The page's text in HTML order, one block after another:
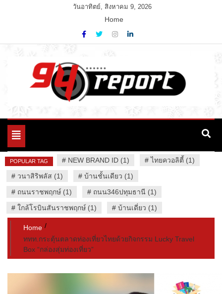
วันอาทิตย์, สิงหาคม 9, 2026
Home
94 Report.com
Variety News
Toggle
POPULAR TAG # NEW BRAND ID (1) #ไทยควอลิตี้ (1)
# วนาสิริพลัส (1) # บ้านชั้นเดียว (1)
# ถนนราชพฤกษ์ (1) # ถนน346ปทุมธานี (1)
# ใกล้โรบินสันราชพฤกษ์ (1) # บ้านเดี่ยว (1)
Home
ททท.กระตุ้นตลาดท่องเที่ยวไทยด้วยกิจกรรม​ Lucky Travel
Box “กล่องสุ่มท่องเที่ยว”